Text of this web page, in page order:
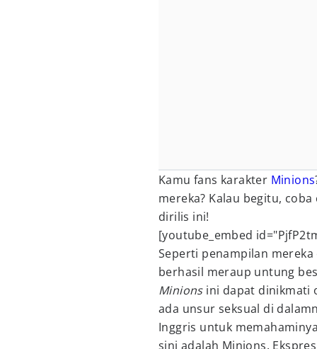
Kamu fans karakter Minions
mereka? Kalau begitu,
dirilis ini!
[youtube_embed
Seperti penampilan
berhasil meraup untung
Minionsini dapat dinikmati
ada unsur seksual di
Inggris untuk
sini adalah Minions.